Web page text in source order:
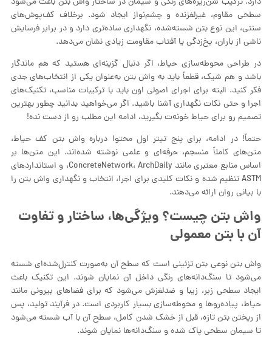
سطحی مقاوم، غیرلغزنده و چشم‌نواز ایجاد شود. برخلاف کف‌پوش‌های
سنتی، این نوع بتن شسته‌شده، نگهداری ساده‌تری دارد و در برابر فرسایش
ناشی از باران، یخ‌زدگی یا آفتاب مقاومت زیادی نشان می‌دهد.
در طراحی محوطه‌سازی حیاط، اگر دنبال گزینه‌ای هستید که هم ماندگار
باشد و هم شیک، قطعاً باید به واش بتن به‌عنوان یکی از انتخاب‌های جدی
فکر کنید. البته برای اجرای اصولی اون باید با ترکیبات مناسب، تکنیک‌های
اجرا و حتی نکات نگهداری آشنا باشید. اگر می‌خواهید بدانید چطور بهترین
تصمیم رو برای حیاط خونه‌ت بگیرید، ادامه این مطلب رو از دست نده!
حتماً! در ادامه، برای پنج تیتر اول محتوا درباره واش بتن کف حیاط،
متن‌های کاملاً منسجم، حرفه‌ای و علمی نوشته شده‌اند. این متن‌ها بر
اساس منابع معتبری مانند ConcreteNetwork، ArchDaily، و استانداردهای
ASTM تنظیم شده و نکات کلیدی برای اجرا، انتخاب و نگهداری واش بتن را
با بیانی روان ارائه می‌دهند.
واش بتن چیست؟ ویژگی‌ها، ساختار و تفاوت
آن با بتن معمولی
واش بتن نوعی بتن تزئینی است که سطح آن به‌صورت کنترل‌شده‌ای شسته
می‌شود تا سنگ‌دانه‌های رنگی داخل آن نمایان شوند. این تکنیک باعث
ایجاد سطحی زبر، زیبا و ضدلغزش می‌شود که برای فضاهای بیرونی مانند
حیاط، پیاده‌روها و محوطه‌سازی بسیار کاربردی است. در فرآیند تولید، پس
از ریختن بتن تازه، قبل از خشک شدن کامل، سطح آن با آب شسته می‌شود
تا سیمان سطحی پاک شده و سنگ‌دانه‌ها نمایان شوند.